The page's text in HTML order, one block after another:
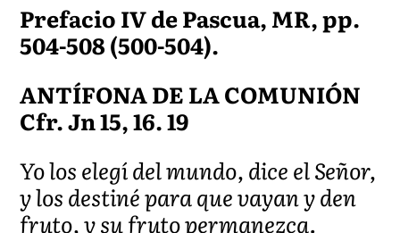
Prefacio IV de Pascua, MR, pp.
504-508 (500-504).
ANTÍFONA DE LA COMUNIÓN
Cfr. Jn 15, 16. 19
Yo los elegí del mundo, dice el Señor,
y los destiné para que vayan y den
fruto, y su fruto permanezca.